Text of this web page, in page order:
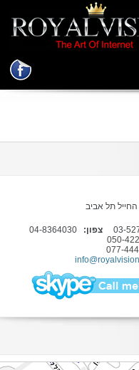
צפון:04-8364030